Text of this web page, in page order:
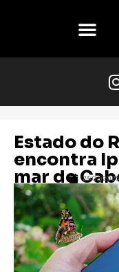
Estado do
encontra
mar de
23/02/2026